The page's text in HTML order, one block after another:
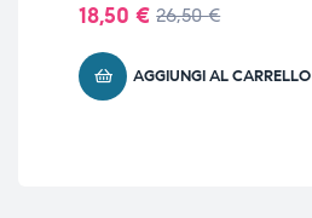
26,50€
18,50 €
AGGIUNGI AL CARRELLO